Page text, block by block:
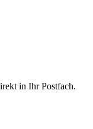
in Ihr Postfach.